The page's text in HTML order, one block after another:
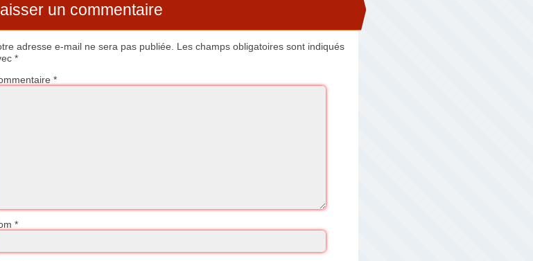
un commentaire
adresse e-mail ne sera pas publiée.
Les champs obligatoires sont indiqués
*
*
*